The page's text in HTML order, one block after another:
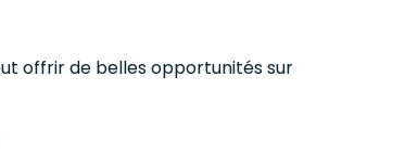
offrir de belles opportunités sur